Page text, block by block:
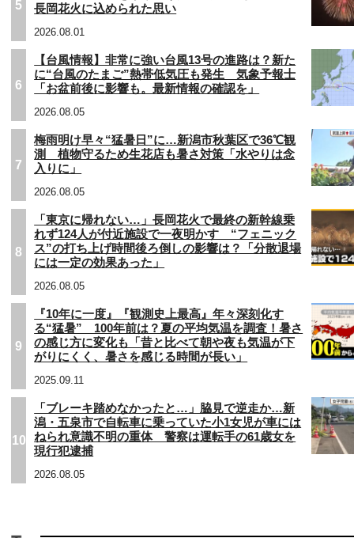
5
長岡花火に込められた思い
2026.08.01
6
【台風情報】非常に強い台風13号の進路は？新た
に“台風のたまご”熱帯低気圧も発生 気象予報士
「お盆前後に影響も。最新情報の確認を」
2026.08.05
7
梅雨明け早々“猛暑日”に…新潟市秋葉区で36℃観
測 植物守るため生花店も暑さ対策「水やりは念
入りに」
2026.08.05
8
「東京に帰れない…」長岡花火で最終の新幹線乗
れず124人が付近施設で一夜明かす “フェニック
ス”の打ち上げ時間後ろ倒しの影響は？「分散退場
には一定の効果あった」
2026.08.05
9
『10年に一度』『観測史上最高』年々深刻化す
る“猛暑” 100年前は？夏の平均気温を調査！暑さ
の感じ方に変化も「昔と比べて朝や夜も気温が下
がりにくく、暑さを感じる時間が長い」
2025.09.11
10
「ブレーキ踏めなかったと…」脇見で逆走か…新
潟・五泉市で自転車に乗っていた小1女児が車には
ねられ意識不明の重体 警察は運転手の61歳女を
現行犯逮捕
2026.08.05